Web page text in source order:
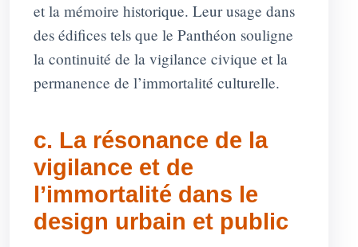
et la mémoire historique. Leur usage dans
des édifices tels que le Panthéon souligne
la continuité de la vigilance civique et la
permanence de l’immortalité culturelle.
c. La résonance de la
vigilance et de
l’immortalité dans le
design urbain et public